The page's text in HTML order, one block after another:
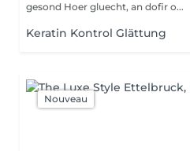
gesond Hoer gluecht, an dofir o...
Keratin Kontrol Glättung
Nouveau